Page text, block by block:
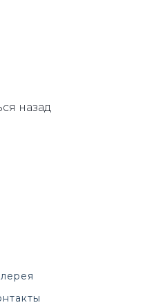
назад